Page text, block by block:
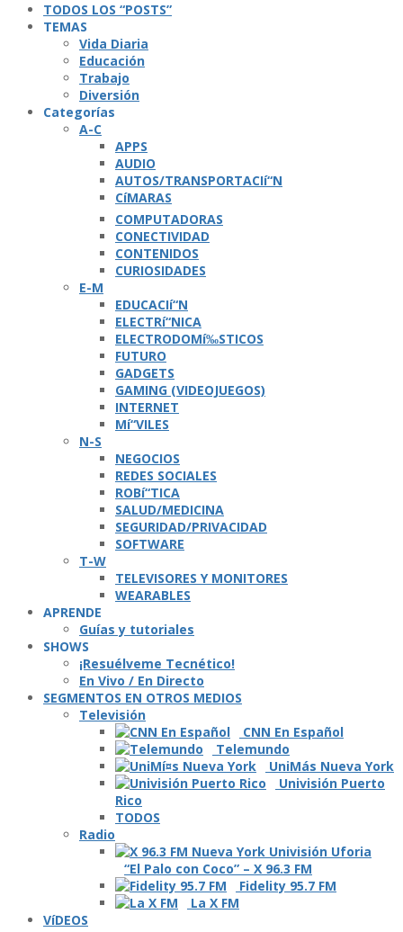
TODOS LOS “POSTS”
TEMAS
Vida Diaria
Educación
Trabajo
Diversión
Categorí­as
A-C
APPS
AUDIO
AUTOS/TRANSPORTACIí“N
CíMARAS
COMPUTADORAS
CONECTIVIDAD
CONTENIDOS
CURIOSIDADES
E-M
EDUCACIí“N
ELECTRí“NICA
ELECTRODOMí‰STICOS
FUTURO
GADGETS
GAMING (VIDEOJUEGOS)
INTERNET
Mí“VILES
N-S
NEGOCIOS
REDES SOCIALES
ROBí“TICA
SALUD/MEDICINA
SEGURIDAD/PRIVACIDAD
SOFTWARE
T-W
TELEVISORES Y MONITORES
WEARABLES
APRENDE
Guí­as y tutoriales
SHOWS
¡Resuélveme Tecnético!
En Vivo / En Directo
SEGMENTOS EN OTROS MEDIOS
Televisión
CNN En Español
Telemundo
UniMás Nueva York
Univisión Puerto
Rico
TODOS
Radio
“El Palo con Coco” – X 96.3 FM
Fidelity 95.7 FM
La X FM
VíDEOS